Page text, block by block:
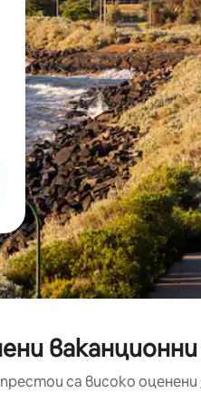
са високо